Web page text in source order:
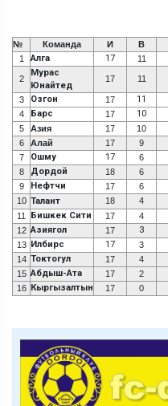
№ Команда И В
1
Алга 17 11
2
Мурас
Юнайтед
17 11
3 Озгон 17 11
4 Барс 17 10
5 Азия 17 10
6
Алай 17 9
7
Ошму 17 6
8 Дордой 18 6
9 Нефтчи 17 6
10 Талант 18 4
11
Бишкек Сити 17 4
12 Азиягол 17 3
13 Илбирс 17 3
14 Токтогул 17 4
15 Абдыш-Ата 17 2
16 Кыргызалтын 17 0